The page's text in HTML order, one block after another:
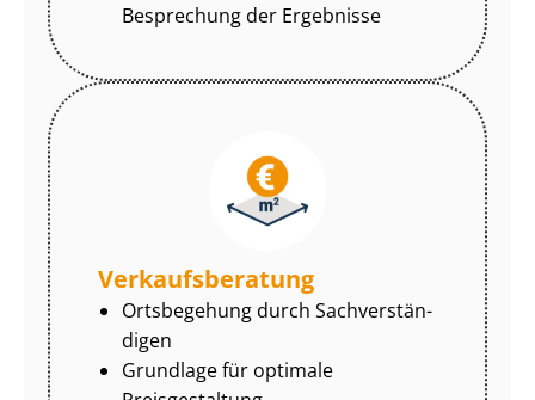
Besprechung der Ergebnisse
Ver­kaufs­be­ra­tung
Ortsbegehung durch Sach­ver­stän­
di­gen
Grundlage für optimale